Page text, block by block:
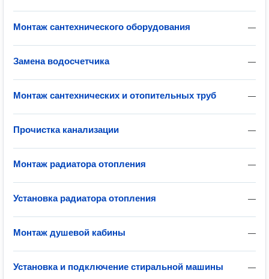
—
Монтаж сантехнического оборудования
—
Замена водосчетчика
—
Монтаж сантехнических и отопительных труб
—
Прочистка канализации
—
Монтаж радиатора отопления
—
Установка радиатора отопления
—
Монтаж душевой кабины
—
Установка и подключение стиральной машины